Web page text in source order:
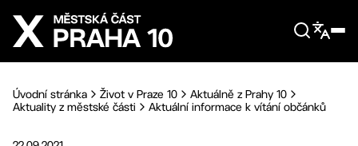
Přejít na hlavní obsah
Úvodní stránka Život v Praze 10
Aktuálně z Prahy 10
Aktuality z městské části
Aktuální informace k vítání občánků